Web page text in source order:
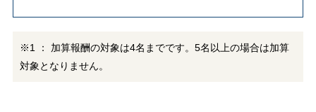
※1 ： 加算報酬の対象は4名までです。5名以上の場合は加算
対象となりません。